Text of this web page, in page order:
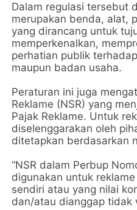
Dalam regulasi tersebut
merupakan benda, alat,
yang dirancang untuk
memperkenalkan,
perhatian publik
maupun badan usaha.
Peraturan ini juga
Reklame (NSR) yang
Pajak Reklame. Untuk
diselenggarakan oleh
ditetapkan berdasarkan
“NSR dalam Perbup
digunakan untuk
sendiri atau yang nilai
dan/atau dianggap tidak